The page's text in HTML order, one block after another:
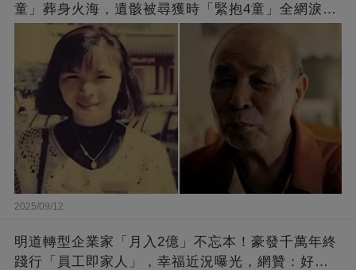
童」葬身火海，遺骸被尋獲時「緊抱4童」全網淚
崩：真正的英雄不該被遺忘
2025/09/12
明道轉型企業家「月入2億」不忘本！豪發千萬年終
踐行「員工即家人」，幸福近況曝光，網贊：好老